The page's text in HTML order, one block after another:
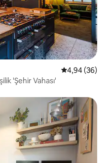
5 üzerinden
4,94 (36)
'Şehir Vahası'